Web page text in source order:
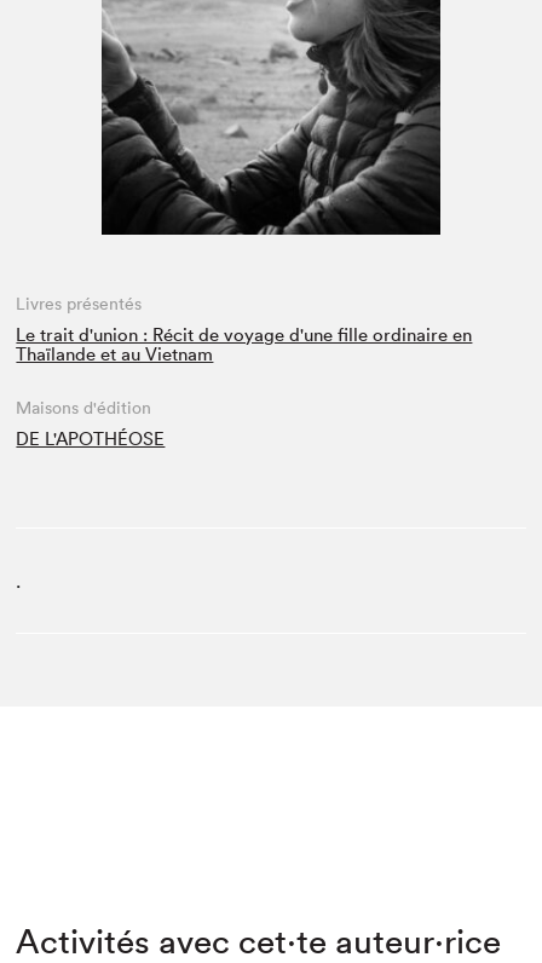
Espace médias
Livres présentés
Le trait d'union : Récit de voyage d'une fille ordinaire en
Thaïlande et au Vietnam
Maisons d'édition
DE L'APOTHÉOSE
.
Activités avec cet·te auteur·rice